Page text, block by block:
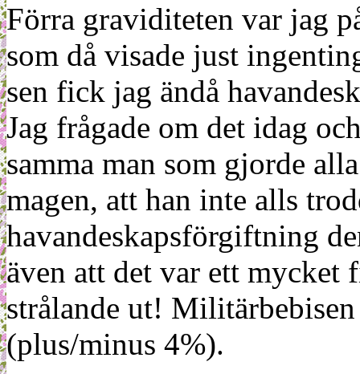
Förra graviditeten var jag
som då visade just
sen fick jag ändå
Jag frågade om det idag
samma man som gjorde
magen, att han inte alls
havandeskapsförgiftning
även att det var ett mycket
strålande ut!
(plus/minus 4%).